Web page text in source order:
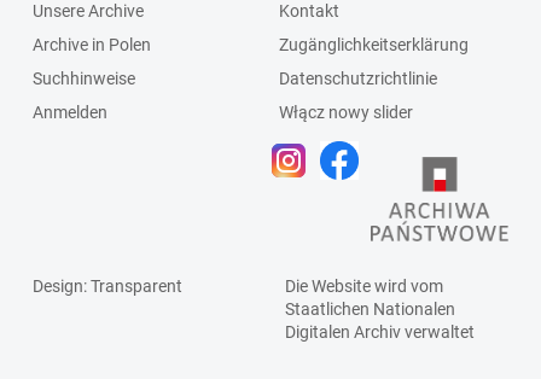
Unsere Archive
Archive in Polen
Suchhinweise
Anmelden
Kontakt
Zugänglichkeitserklärung
Datenschutzrichtlinie
Włącz nowy slider
Design: Transparent
Die Website wird vom
Staatlichen Nationalen
Digitalen Archivverwaltet